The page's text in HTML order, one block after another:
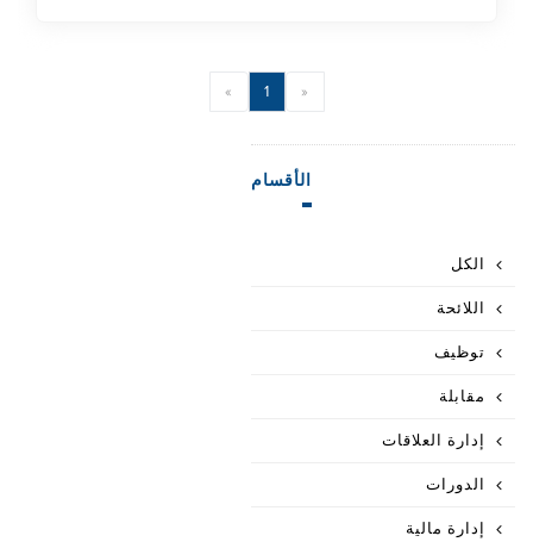
«
1
»
الأقسام
الكل
اللائحة
توظيف
مقابلة
إدارة العلاقات
الدورات
إدارة مالية